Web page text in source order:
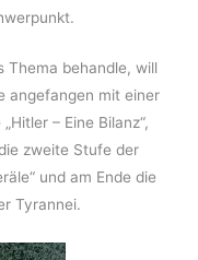
Thema behandle, will
angefangen mit einer
– Eine Bilanz“,
zweite Stufe der
und am Ende die
Tyrannei.